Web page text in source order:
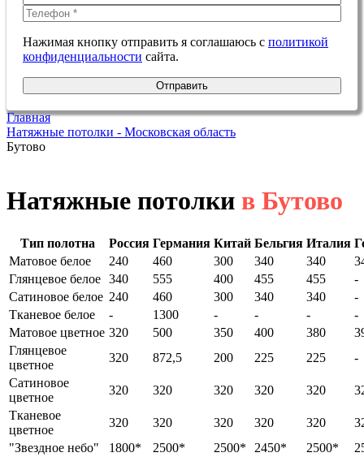
Нажимая кнопку отправить я соглашаюсь с политикой
конфиденциальности сайта.
Отправить
Главная
Натяжные потолки - Московская область
Бутово
Натяжные потолки в Бутово
Тип полотна Россия Германия Китай Бельгия Италия
Матовое белое
240 460 300 340 340
Глянцевое белое 340 555 400 455 455
-
Сатиновое белое 240 460 300 340 340
-
Тканевое белое
- 1300 - - -
-
Матовое цветное 320 500 350 400 380
Глянцевое
цветное
320 872,5 200 225 225
-
Сатиновое
цветное
320 320 320 320 320
Тканевое
цветное
320 320 320 320 320
"Звездное небо"
1800* 2500* 2500* 2450* 2500*